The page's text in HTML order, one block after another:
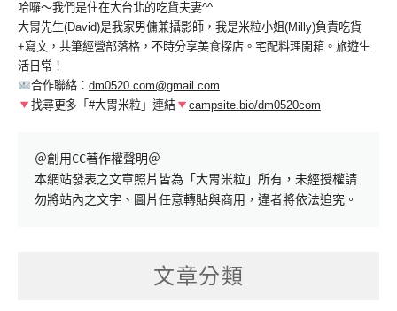
哈囉～我們是住在大台北的吃貨夫妻^^
大胃先生(David)是我家男傭兼攝影師，我是米粒小姐(Milly)負責吃貨
+寫文，共筆經營部落格，不時分享美食探店。宅配料理開箱。旅遊生
活日常！
合作聯絡： dm0520.com@gmail.com
找尋更多「#大胃米粒」連結
campsite.bio/dm0520com
＠創用CC著作權聲明＠
本網站發表之文章照片皆為「大胃米粒」所有，未經授權請
勿將站內之文字、圖片任意轉貼與商用，違者將依法追究。
文章分類